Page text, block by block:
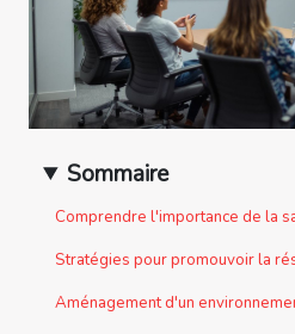
Sommaire
Comprendre l'importance de la
Stratégies pour promouvoir la
Aménagement d'un